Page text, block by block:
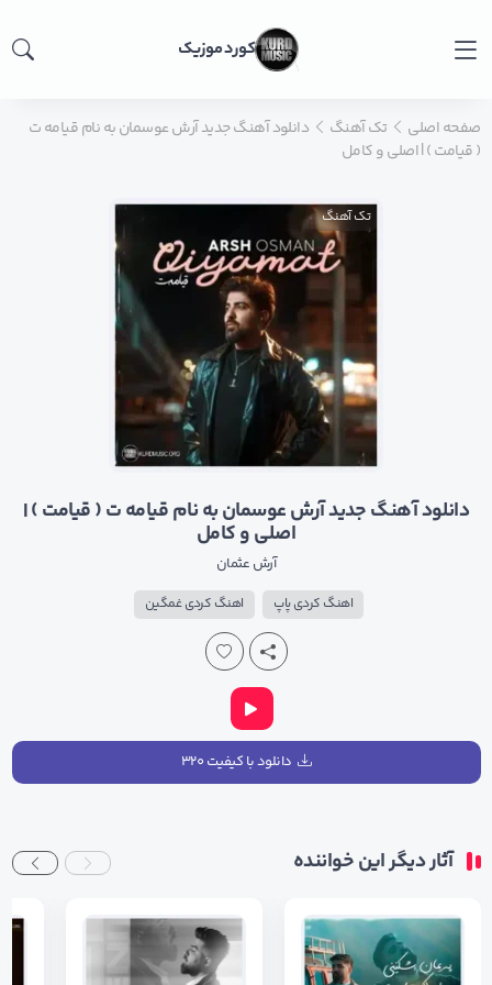
کورد موزیک
صفحه اصلی تک آهنگ
دانلود آهنگ جدید آرش عوسمان به نام قیامه ت
( قیامت ) | اصلی و کامل
تک آهنگ
دانلود آهنگ جدید آرش عوسمان به نام قیامه ت ( قیامت ) |
اصلی و کامل
آرش عثمان
اهنگ کردی پاپ اهنگ کردی غمگین
دانلود با کیفیت ۳۲۰
آثار دیگر این خواننده